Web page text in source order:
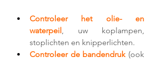
Controleer het olie- en
waterpeil , uw koplampen,
stoplichten en knipperlichten.
Controleer de bandendruk (ook